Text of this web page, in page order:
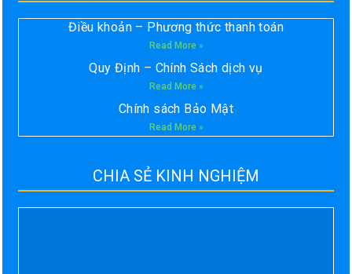
Điều khoản – Phương thức thanh toán
Read More »
Quy Định – Chính Sách dịch vụ
Read More »
Chính sách Bảo Mật
Read More »
CHIA SẺ KINH NGHIỆM